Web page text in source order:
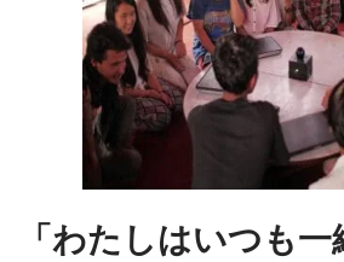
「わたしはいつも